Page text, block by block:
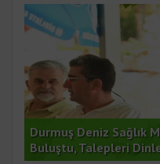
Durmuş Deniz Sağlık
Buluştu, Talepleri